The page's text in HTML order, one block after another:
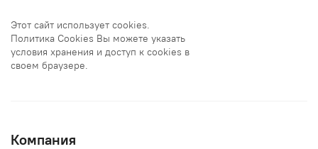
Этот сайт использует cookies.
Политика Cookies Вы можете указать
условия хранения и доступ к cookies в
своем браузере.
Компания